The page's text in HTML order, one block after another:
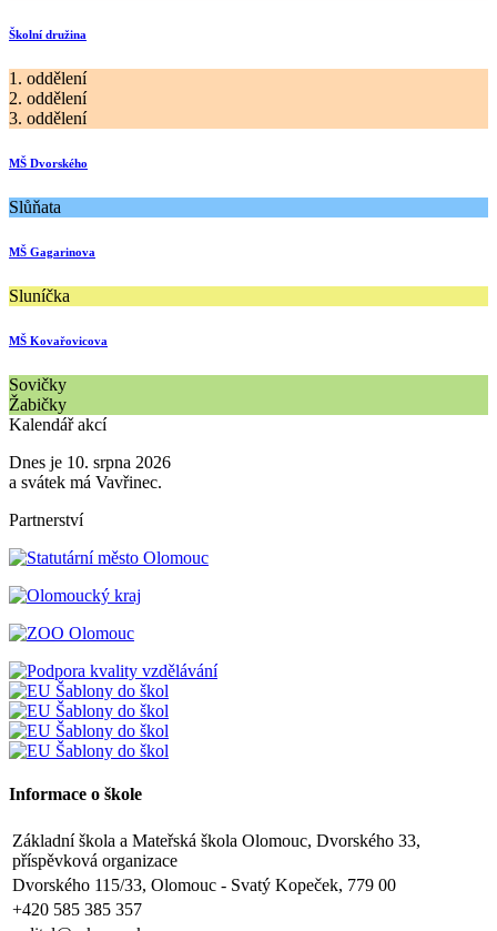
Školní družina
1. oddělení
2. oddělení
3. oddělení
MŠ Dvorského
Slůňata
MŠ Gagarinova
Sluníčka
MŠ Kovařovicova
Sovičky
Žabičky
Kalendář akcí
Dnes je 10. srpna 2026
a svátek má Vavřinec.
Partnerství
Informace o škole
Základní škola a Mateřská škola Olomouc, Dvorského 33,
příspěvková organizace
Dvorského 115/33, Olomouc - Svatý Kopeček, 779 00
+420 585 385 357